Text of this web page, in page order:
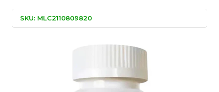
SKU: MLC2110809820